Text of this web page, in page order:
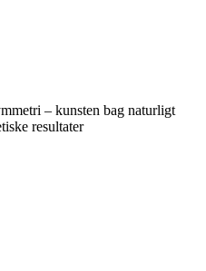
– kunsten bag naturligt
resultater